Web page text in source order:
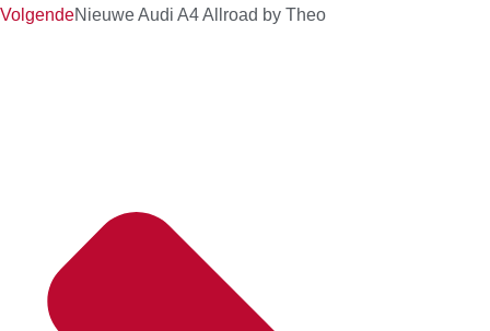
VolgendeNieuwe Audi A4 Allroad by Theo